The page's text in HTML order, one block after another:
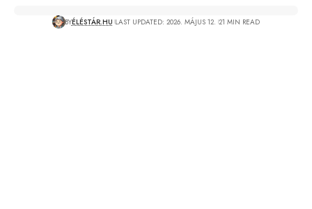
BYÉLÉSTÁR.HU LAST UPDATED: 2026. MÁJUS 12. 21 MIN READ